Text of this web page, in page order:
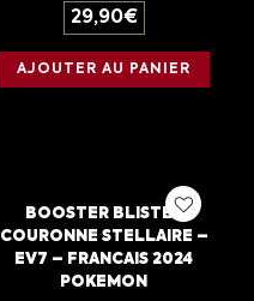
29,90€
AJOUTER AU PANIER
BOOSTER BLISTER
COURONNE STELLAIRE –
EV7 – FRANCAIS 2024
POKEMON